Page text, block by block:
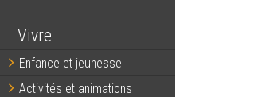
Vivre
Enfance et jeunesse
Activités et animations